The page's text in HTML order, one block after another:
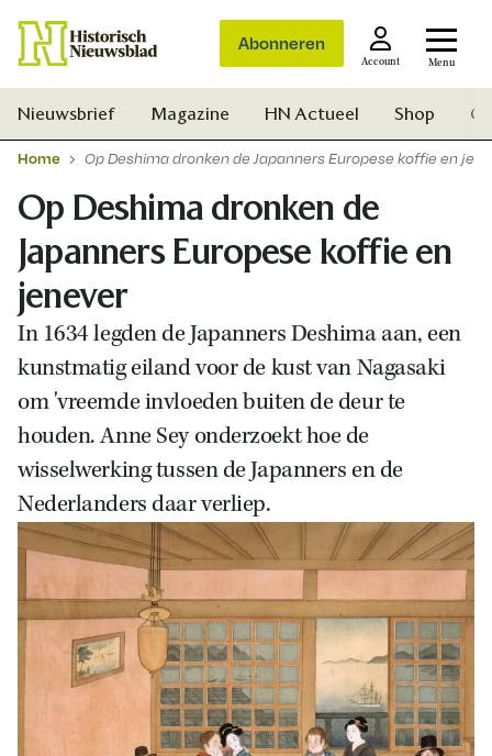
Abonneren
Account Menu
Zoek
Nieuwsbrief Magazine HN Actueel Shop
Home Op Deshima dronken de Japanners Europese koffie en
Op Deshima dronken de
Japanners Europese koffie en
jenever
In 1634 legden de Japanners Deshima aan, een
kunstmatig eiland voor de kust van Nagasaki
om 'vreemde invloeden buiten de deur te
houden. Anne Sey onderzoekt hoe de
wisselwerking tussen de Japanners en de
Nederlanders daar verliep.